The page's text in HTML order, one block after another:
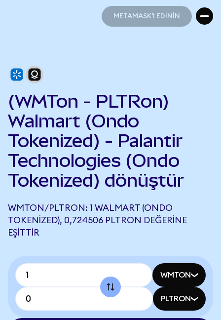
METAMASK'I EDİNİN
(WMTon - PLTRon)
Walmart (Ondo
Tokenized) - Palantir
Technologies (Ondo
Tokenized) dönüştür
WMTON/PLTRON: 1 WALMART (ONDO
TOKENIZED), 0,724506 PLTRON DEĞERINE
EŞITTIR
WMTON
PLTRON